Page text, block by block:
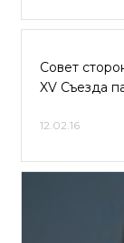
Совет
XV Съезда
12.02.16